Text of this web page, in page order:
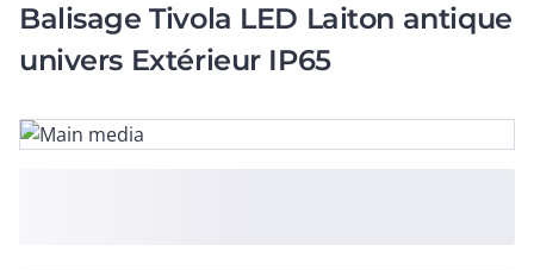
Balisage Tivola LED Laiton antique
univers Extérieur IP65